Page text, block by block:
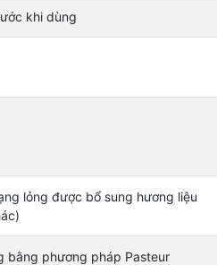
khi dùng
lỏng được bổ sung hương liệu
bằng phương pháp Pasteur